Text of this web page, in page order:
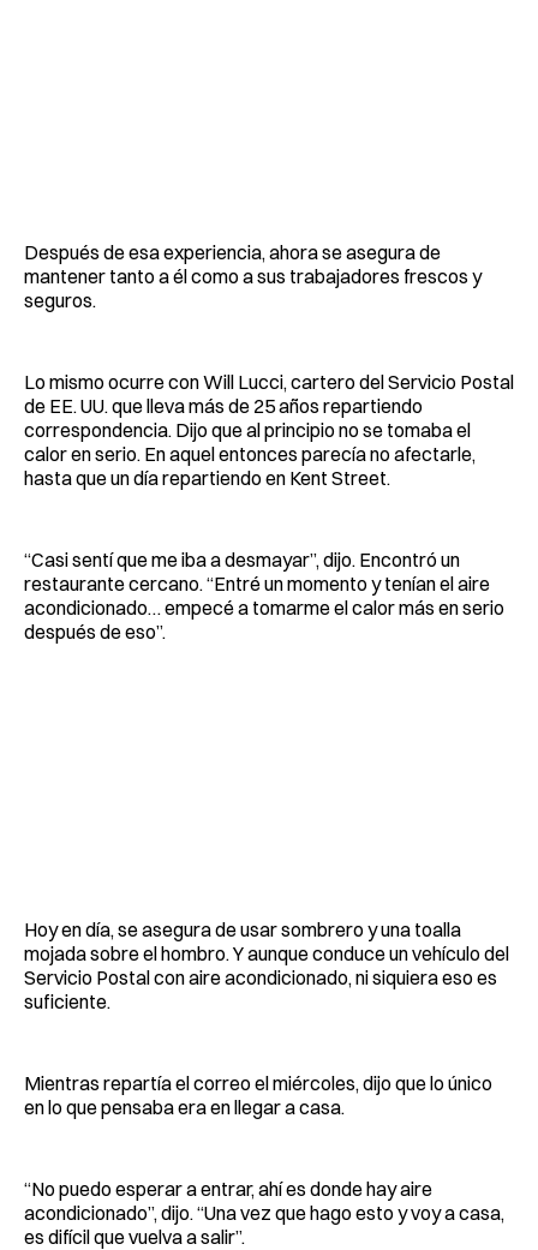
Después de esa experiencia, ahora se asegura de
mantener tanto a él como a sus trabajadores frescos y
seguros.
Lo mismo ocurre con Will Lucci, cartero del Servicio Postal
de EE. UU. que lleva más de 25 años repartiendo
correspondencia. Dijo que al principio no se tomaba el
calor en serio. En aquel entonces parecía no afectarle,
hasta que un día repartiendo en Kent Street.
“Casi sentí que me iba a desmayar”, dijo. Encontró un
restaurante cercano. “Entré un momento y tenían el aire
acondicionado… empecé a tomarme el calor más en serio
después de eso”.
Hoy en día, se asegura de usar sombrero y una toalla
mojada sobre el hombro. Y aunque conduce un vehículo del
Servicio Postal con aire acondicionado, ni siquiera eso es
suficiente.
Mientras repartía el correo el miércoles, dijo que lo único
en lo que pensaba era en llegar a casa.
“No puedo esperar a entrar, ahí es donde hay aire
acondicionado”, dijo. “Una vez que hago esto y voy a casa,
es difícil que vuelva a salir”.